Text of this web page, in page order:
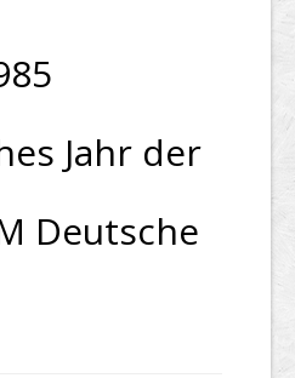
Jahr der
Deutsche